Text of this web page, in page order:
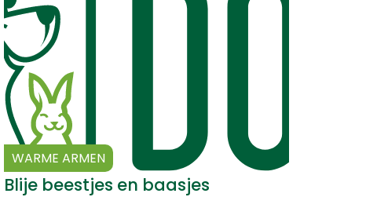
WARME ARMEN
Blije beestjes en baasjes